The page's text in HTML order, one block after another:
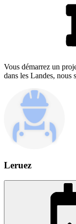
Vous démarrez un
dans les Landes, nous
Leruez